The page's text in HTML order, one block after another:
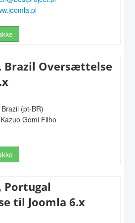
Brazil Oversættelse
(pt-BR)
Kazuo Gomi Filho
Portugal
til Joomla 6.x